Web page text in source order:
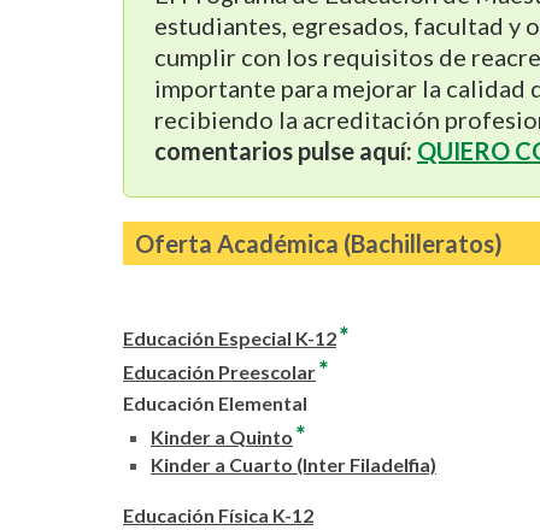
estudiantes, egresados, facultad y
cumplir con los requisitos de
importante para mejorar la calidad
recibiendo la acreditación
comentarios pulse aquí: QUIERO
Oferta Académica (Bachilleratos)
Educación Especial K-12*
Educación Preescolar*
Educación Elemental
Kinder a Quinto *
Kinder a Cuarto (Inter Filadelfia)
Educación Física K-12